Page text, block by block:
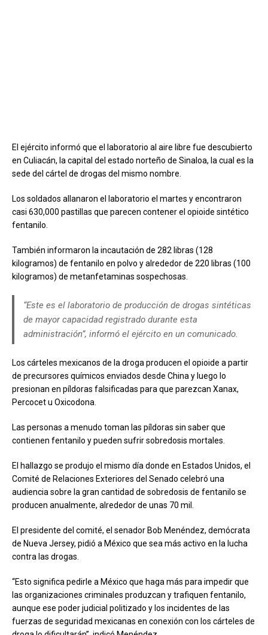
El ejército informó que el laboratorio al aire libre fue descubierto
en Culiacán, la capital del estado norteño de Sinaloa, la cual es la
sede del cártel de drogas del mismo nombre.
Los soldados allanaron el laboratorio el martes y encontraron
casi 630,000 pastillas que parecen contener el opioide sintético
fentanilo.
También informaron la incautación de 282 libras (128
kilogramos) de fentanilo en polvo y alrededor de 220 libras (100
kilogramos) de metanfetaminas sospechosas.
“Este es el laboratorio de producción de drogas sintéticas
de mayor capacidad registrado durante esta
administración”, informó el ejército en un comunicado.
Los cárteles mexicanos de la droga producen el opioide a partir
de precursores químicos enviados desde China y luego lo
presionan en píldoras falsificadas para que parezcan Xanax,
Percocet u Oxicodona.
Las personas a menudo toman las píldoras sin saber que
contienen fentanilo y pueden sufrir sobredosis mortales.
El hallazgo se produjo el mismo día donde en Estados Unidos, el
Comité de Relaciones Exteriores del Senado celebró una
audiencia sobre la gran cantidad de sobredosis de fentanilo se
producen anualmente, alrededor de unas 70 mil.
El presidente del comité, el senador Bob Menéndez, demócrata
de Nueva Jersey, pidió a México que sea más activo en la lucha
contra las drogas.
“Esto significa pedirle a México que haga más para impedir que
las organizaciones criminales produzcan y trafiquen fentanilo,
aunque ese poder judicial politizado y los incidentes de las
fuerzas de seguridad mexicanas en conexión con los cárteles de